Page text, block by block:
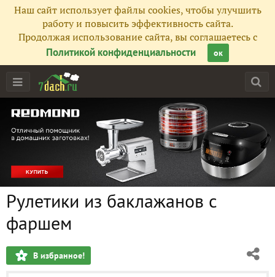
Наш сайт использует файлы cookies, чтобы улучшить
работу и повысить эффективность сайта.
Продолжая использование сайта, вы соглашаетесь с
Политикой конфиденциальности
ок
Рулетики из баклажанов с
фаршем
В избранное!